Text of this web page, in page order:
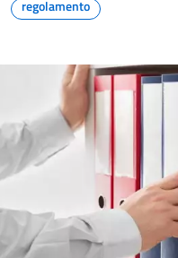
regolamento